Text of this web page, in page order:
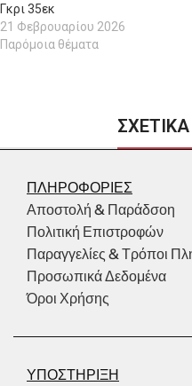
Γκρι 35εκ
21 Φεβρουαρίου 2026
Παρόμοια θέματα
ΠΛΗΡΟΦΟΡΙΕΣ
Αποστολή & Παράδσοη
Πολιτική Επιστροφών
Παραγγελίες & Τρόποι
Προσωπικά Δεδομένα
Όροι Χρήσης
ΥΠΟΣΤΗΡΙΞΗ